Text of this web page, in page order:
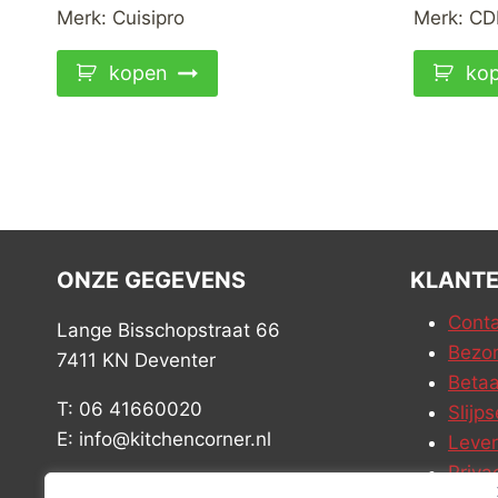
Merk: Cuisipro
kopen
Merk:
ONZE GEGEVENS
Lange Bisschopstraat 66
7411 KN Deventer
T: 06 41660020
E: info@kitchencorner.nl